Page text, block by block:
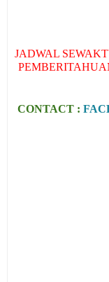
JADWAL
CONTACT :